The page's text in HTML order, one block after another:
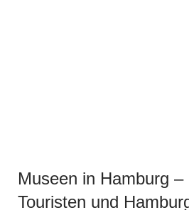
Museen in Hamburg
Touristen und